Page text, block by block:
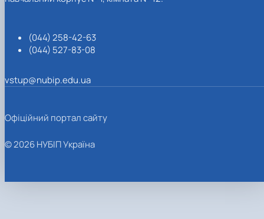
(044) 258-42-63
(044) 527-83-08
vstup@nubip.edu.ua
Офіційний портал сайту
© 2026 НУБІП Україна